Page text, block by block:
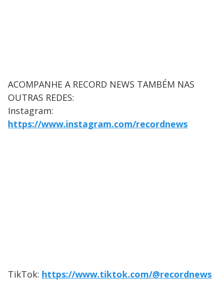
ACOMPANHE A RECORD NEWS TAMBÉM NAS
OUTRAS REDES:
Instagram:
https://www.instagram.com/recordnews
TikTok: https://www.tiktok.com/@recordnews